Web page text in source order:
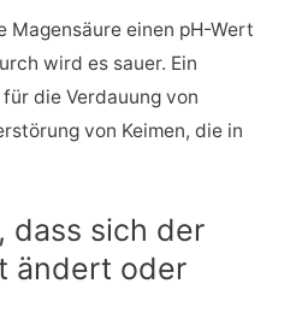
Magensäure einen pH-Wert
wird es sauer. Ein
die Verdauung von
von Keimen, die in
dass sich der
ändert oder